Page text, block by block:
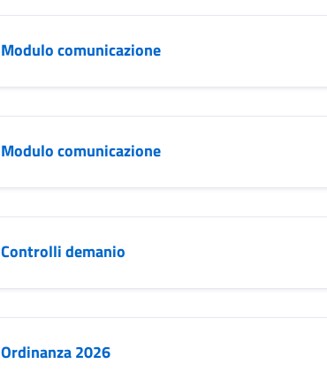
Modulo comunicazione
Modulo comunicazione
Controlli demanio
Ordinanza 2026